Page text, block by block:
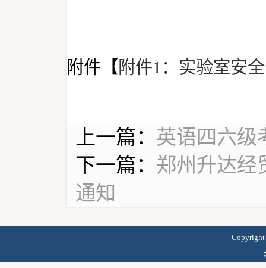
附件【 附件1：实验室安
上一篇： 英语四六级
下一篇： 郑州升达经
通知